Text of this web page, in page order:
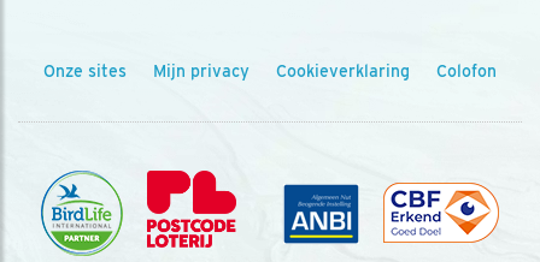
Onze sites Mijn privacy Cookieverklaring Colofon